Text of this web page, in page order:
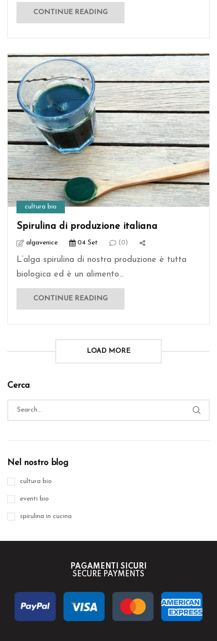
CONTINUE READING
cultura bio
Spirulina di produzione italiana
algavenice 04 Set (0)
L’alga spirulina di nostra produzione è tutta
biologica ed è un alimento...
CONTINUE READING
LOAD MORE
Cerca
Nel nostro blog
cultura bio
eventi bio
spirulina in cucina
PAGAMENTI SICURI
SECURE PAYMENTS